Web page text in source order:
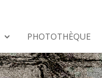
PHOTOTHÈQUE